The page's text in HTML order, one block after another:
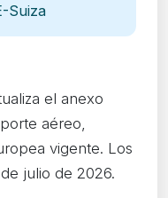
Suiza
el anexo
aéreo,
vigente. Los
julio de 2026.